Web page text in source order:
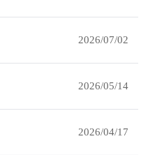
2026/07/02
2026/05/14
2026/04/17